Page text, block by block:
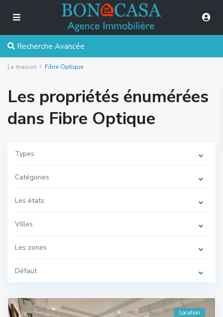
Recherche Avancée
La maison Fibre Optique
Les propriétés énumérées
dans Fibre Optique
Types
Catégories
Les états
Villes
Les zones
Défaut
Location